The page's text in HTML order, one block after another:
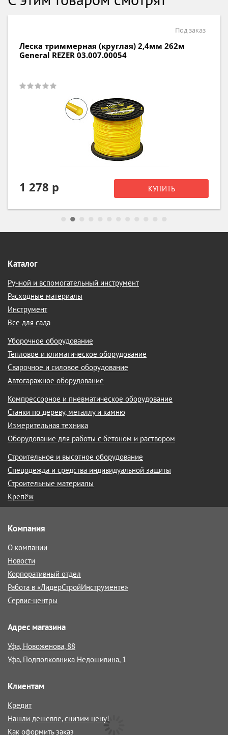
Под заказ
Леска триммерная (круглая) 2,4мм 262м
General REZER 03.007.00054
1 278 р КУПИТЬ
Каталог
Ручной и вспомогательный инструмент
Расходные материалы
Инструмент
Все для сада
Уборочное оборудование
Тепловое и климатическое оборудование
Сварочное и силовое оборудование
Автогаражное оборудование
Компрессорное и пневматическое оборудование
Станки по дереву, металлу и камню
Измерительная техника
Оборудование для работы с бетоном и раствором
Строительное и высотное оборудование
Спецодежда и средства индивидуальной защиты
Строительные материалы
Крепёж
Компания
О компании
Новости
Корпоративный отдел
Работа в «ЛидерСтройИнструменте»
Сервис-центры
Адрес магазина
Уфа, Новоженова, 88
Уфа, Подполковника Недошивина, 1
Клиентам
Кредит
Нашли дешевле, снизим цену!
Как оформить заказ